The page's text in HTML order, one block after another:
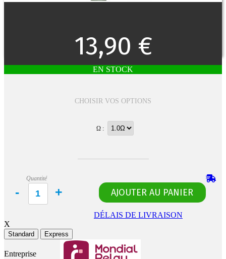
13,90 €
EN STOCK
CHOISIR VOS OPTIONS
Ω :
Quantité
DÉLAIS DE LIVRAISON
X
Standard Express
Entreprise